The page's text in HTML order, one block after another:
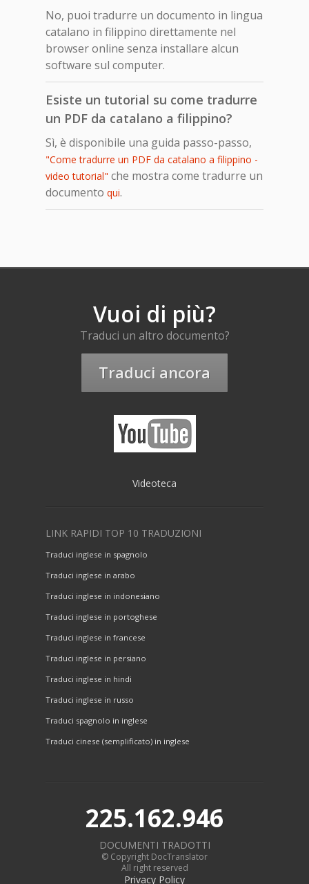
No, puoi tradurre un documento in lingua
catalano in filippino direttamente nel
browser online senza installare alcun
software sul computer.
Esiste un tutorial su come tradurre
un PDF da catalano a filippino?
Sì, è disponibile una guida passo-passo,
"Come tradurre un PDF da catalano a filippino -
video tutorial" che mostra come tradurre un
documento qui.
Vuoi di più?
Traduci un altro documento?
Traduci ancora
Videoteca
LINK RAPIDI TOP 10 TRADUZIONI
Traduci inglese in spagnolo
Traduci inglese in arabo
Traduci inglese in indonesiano
Traduci inglese in portoghese
Traduci inglese in francese
Traduci inglese in persiano
Traduci inglese in hindi
Traduci inglese in russo
Traduci spagnolo in inglese
Traduci cinese (semplificato) in inglese
225.162.946
DOCUMENTI TRADOTTI
© Copyright DocTranslator
All right reserved
Privacy Policy